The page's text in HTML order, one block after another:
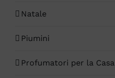
Natale
Piumini
Profumatori per la Casa